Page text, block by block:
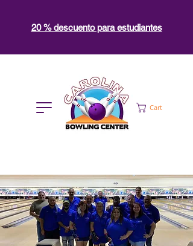
Cart
20 % descuento para estudiantes